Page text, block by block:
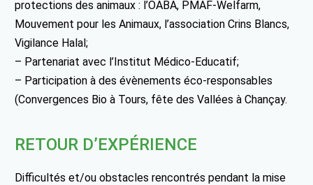
protections des animaux : l’OABA, PMAF-Welfarm,
Mouvement pour les Animaux, l’association Crins Blancs,
Vigilance Halal;
– Partenariat avec l’Institut Médico-Educatif;
– Participation à des évènements éco-responsables
(Convergences Bio à Tours, fête des Vallées à Chançay.
RETOUR D’EXPÉRIENCE
Difficultés et/ou obstacles rencontrés pendant la mise